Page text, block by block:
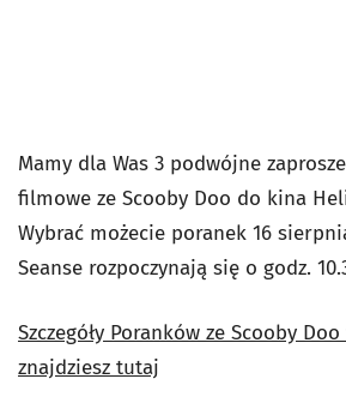
Mamy dla Was 3 podwójne
filmowe ze Scooby Doo do kina
Wybrać możecie poranek 16
Seanse rozpoczynają się o godz.
Szczegóły Poranków ze Scooby
znajdziesz tutaj